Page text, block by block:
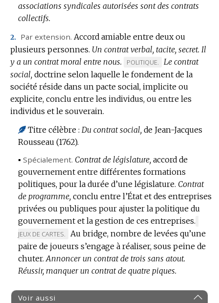
associations syndicales autorisées sont des contrats
collectifs.
2. Par extension. Accord amiable entre deux ou
plusieurs personnes. Un contrat verbal, tacite, secret. Il
y a un contrat moral entre nous.
MARQUE
DE
DOMAINE
:
POLITIQUE.
Le contrat
social, doctrine selon laquelle le fondement de la
société réside dans un pacte social, implicite ou
explicite, conclu entre les individus, ou entre les
individus et le souverain.
Titre célèbre : Du contrat social,de Jean-Jacques
Rousseau (1762).
▪ Spécialement. Contrat de législature, accord de
gouvernement entre différentes formations
politiques, pour la durée d’une législature. Contrat
de programme, conclu entre l’État et des entreprises
privées ou publiques pour ajuster la politique du
gouvernement et la gestion de ces entreprises.
DE
JEUX DE CARTES.
Au bridge, nombre de levées qu’une
paire de joueurs s’engage à réaliser, sous peine de
chuter. Annoncer un contrat de trois sans atout.
Réussir, manquer un contrat de quatre piques.
Voir aussi